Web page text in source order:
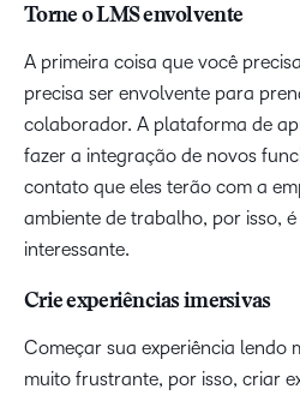
Torne o LMS envolvente
A primeira coisa que você
precisa ser envolvente para
colaborador. A plataforma de
fazer a integração de novos
contato que eles terão com a
ambiente de trabalho, por isso,
interessante.
Crie experiências imersivas
Começar sua experiência lendo
muito frustrante, por isso, criar